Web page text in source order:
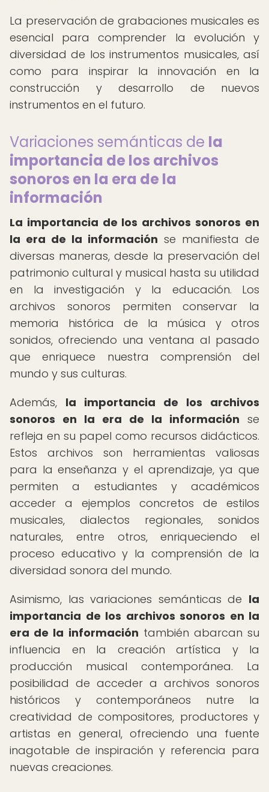
La preservación de grabaciones musicales es
esencial para comprender la evolución y
diversidad de los instrumentos musicales, así
como para inspirar la innovación en la
construcción y desarrollo de nuevos
instrumentos en el futuro.
Variaciones semánticas de la
importancia de los archivos
sonoros en la era de la
información
La importancia de los archivos sonoros en
la era de la información se manifiesta de
diversas maneras, desde la preservación del
patrimonio cultural y musical hasta su utilidad
en la investigación y la educación. Los
archivos sonoros permiten conservar la
memoria histórica de la música y otros
sonidos, ofreciendo una ventana al pasado
que enriquece nuestra comprensión del
mundo y sus culturas.
Además, la importancia de los archivos
sonoros en la era de la información se
refleja en su papel como recursos didácticos.
Estos archivos son herramientas valiosas
para la enseñanza y el aprendizaje, ya que
permiten a estudiantes y académicos
acceder a ejemplos concretos de estilos
musicales, dialectos regionales, sonidos
naturales, entre otros, enriqueciendo el
proceso educativo y la comprensión de la
diversidad sonora del mundo.
Asimismo, las variaciones semánticas de la
importancia de los archivos sonoros en la
era de la información también abarcan su
influencia en la creación artística y la
producción musical contemporánea. La
posibilidad de acceder a archivos sonoros
históricos y contemporáneos nutre la
creatividad de compositores, productores y
artistas en general, ofreciendo una fuente
inagotable de inspiración y referencia para
nuevas creaciones.